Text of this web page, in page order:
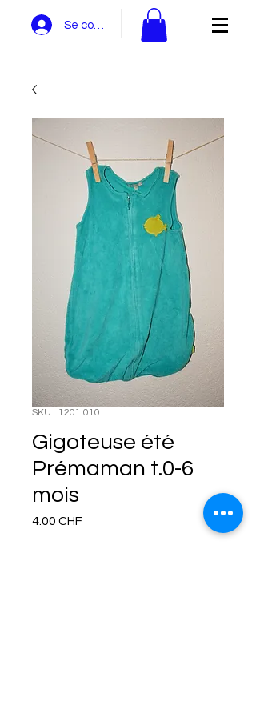
Se connecter
SKU : 1201.010
Gigoteuse été
Prémaman t.0-6
mois
4.00 CHFPrix